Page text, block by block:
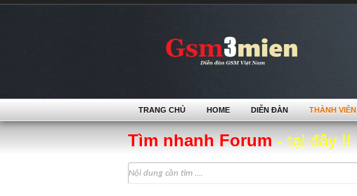
Tìm nhanh Forum- tại đây !!
TRANG CHỦ HOME DIỄN ĐÀN THÀNH VIÊN